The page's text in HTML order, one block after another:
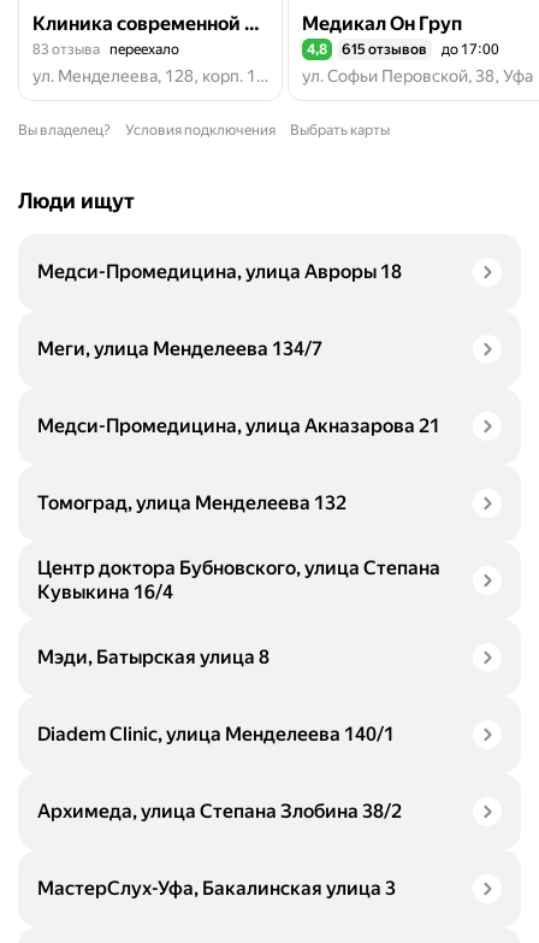
Клиника современной флебологии
83 отзыва переехало
ул. Менделеева, 128, корп. 1, Уфа
Медикал Он Груп
Рейтинг 4,8 из 5
4,8 615 отзывов до 17:00
ул. Софьи Перовской, 38, Уфа
Вы владелец? Условия подключения Выбрать карты
Люди ищут
Медси-Промедицина, улица Авроры 18
Меги, улица Менделеева 134/7
Медси-Промедицина, улица Акназарова 21
Томоград, улица Менделеева 132
Центр доктора Бубновского, улица Степана
Кувыкина 16/4
Мэди, Батырская улица 8
Diadem Clinic, улица Менделеева 140/1
Архимеда, улица Степана Злобина 38/2
МастерСлух-Уфа, Бакалинская улица 3